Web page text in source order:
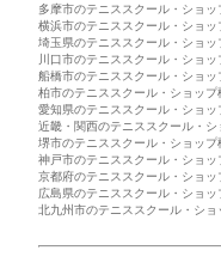
多摩市のテニススクール・ショッ
横浜市のテニススクール・ショッ
埼玉県のテニススクール・ショッ
川口市のテニススクール・ショッ
船橋市のテニススクール・ショッ
柏市のテニススクール・ショップ
愛知県のテニススクール・ショッ
近畿・関西のテニススクール・シ
堺市のテニススクール・ショップ
神戸市のテニススクール・ショッ
京都府のテニススクール・ショッ
広島県のテニススクール・ショッ
北九州市のテニススクール・ショ